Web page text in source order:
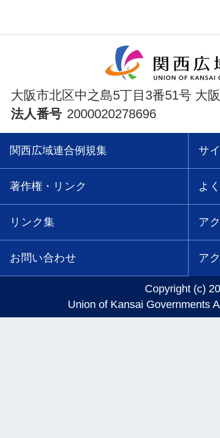
大阪市北区中之島5丁目3番51号 大
法人番号 2000020278696
関西広域連合例規集 サ
著作権・リンク よ
リンク集 ア
お問い合わせ ア
Copyright (c)
Union of Kansai Governments